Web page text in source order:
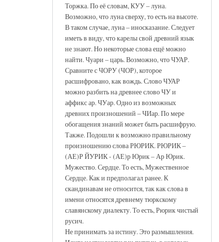
Торжка. По её словам, КУУ – луна.
Возможно, что луна сверху, то есть на высоте.
В таком случае, луна – иносказание. Следует
иметь в виду, что карелы свой древний язык
не знают. Но некоторые слова ещё можно
найти. Чуари – царь. Возможно, что ЧУАР.
Сравните с ЧОРУ (ЧОР), которое
расшифровано, как вождь. Слово ЧУАР
можно разбить на древнее слово ЧУ и
аффикс ар. ЧУар. Одно из возможных
древних произношений – ЧИар. По мере
обогащения знаний может быть расшифрую.
Также. Подошли к возможно правильному
произношению слова РЮРИК. РЮРИК –
(АЕ)Р ЙУРИК - (АЕ)р Юрик – Ар Юрик.
Мужество. Сердце. То есть, Мужественное
Сердце. Как и предполагал ранее. К
скандинавам не относится, так как слова в
имени относятся древнему тюркскому
славянскому диалекту. То есть, Рюрик чистый
русич.
Не принимать за истину. Это размышления.